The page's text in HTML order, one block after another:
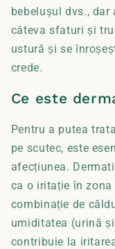
bebelușul dvs.,
câteva sfaturi și
ustură și se
crede.
Ce este
Pentru a putea
pe scutec, este
afecțiunea.
ca o iritație în
combinație de
umiditatea (urină
contribuie la